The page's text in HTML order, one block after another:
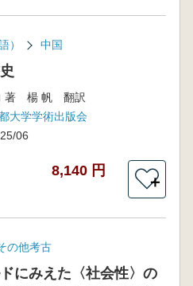
） 中国
著 楊 帆 翻訳
大学学術出版会
06
8,140 円
＋
の他考古
にみえた〈社会性〉の